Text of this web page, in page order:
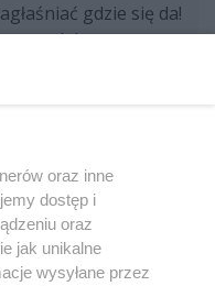
gdzie się da!
z tym
Trzeba to tępić i
jajach.
Cytuj
oraz inne
dostęp i
oraz
jak unikalne
wysyłane przez